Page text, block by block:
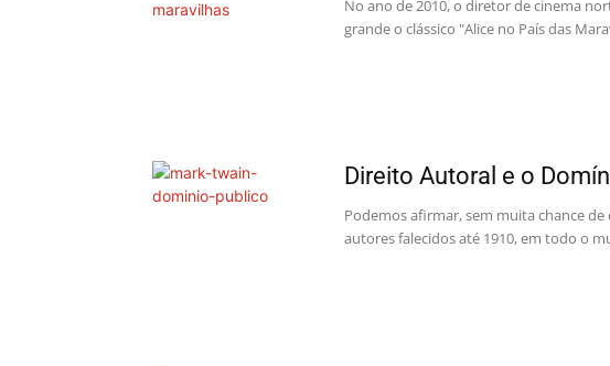
No ano de 2010, o diretor de cinema
grande o clássico "Alice no País das
Direito Autoral e o
Podemos afirmar, sem muita chance
autores falecidos até 1910, em todo o